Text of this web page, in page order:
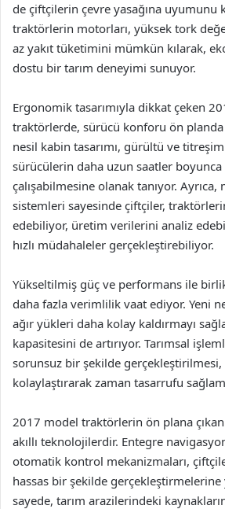
de çiftçilerin çevre yasağına uyumunu
traktörlerin motorları, yüksek tork
az yakıt tüketimini mümkün kılarak,
dostu bir tarım deneyimi sunuyor.
Ergonomik tasarımıyla dikkat çeken
traktörlerde, sürücü konforu ön
nesil kabin tasarımı, gürültü ve
sürücülerin daha uzun saatler
çalışabilmesine olanak tanıyor.
sistemleri sayesinde çiftçiler,
edebiliyor, üretim verilerini analiz
hızlı müdahaleler gerçekleştirebiliyor.
Yükseltilmiş güç ve performans ile
daha fazla verimlilik vaat ediyor. Yeni
ağır yükleri daha kolay kaldırmayı
kapasitesini de artırıyor. Tarımsal
sorunsuz bir şekilde
kolaylaştırarak zaman tasarrufu
2017 model traktörlerin ön plana
akıllı teknolojilerdir. Entegre
otomatik kontrol mekanizmaları,
hassas bir şekilde gerçekleştirmelerine
sayede, tarım arazilerindeki